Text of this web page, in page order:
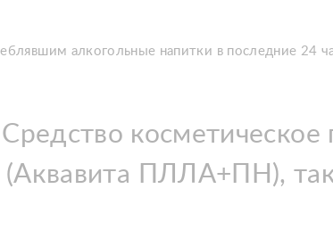
алкогольные напитки в последние 24
косметическое
(Аквавита ПЛЛА+ПН),